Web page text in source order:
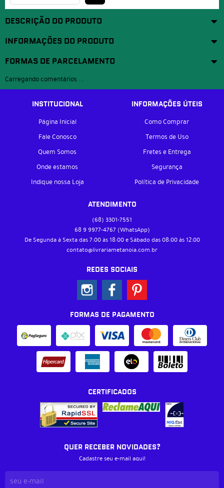
DESCRIÇÃO DO PRODUTO
INFORMAÇÕES DO PRODUTO
FORMAS DE PARCELAMENTO
Carregando comentários ...
INSTITUCIONAL
Página Inicial
Fale Conosco
Quem Somos
Onde estamos
Indique nossa Loja
INFORMAÇÕES ÚTEIS
Como Comprar
Termos de Uso
Fretes e Entrega
Segurança
Política de Privacidade
ATENDIMENTO
(68) 3301-7551
68 9 9977-4767 (WhatsApp)
De Segunda à Sexta das 7:00 às 18:00 e Sábado das 08:00 às 12:00
contato@livrariametanoia.com.br
REDES SOCIAIS
FORMAS DE PAGAMENTO
CERTIFICADOS
QUER RECEBER NOVIDADES?
Cadastre seu e-mail aqui!